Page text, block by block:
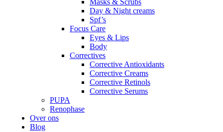
Masks & Scrubs
Day & Night creams
Spf’s
Focus Care
Eyes & Lips
Body
Correctives
Corrective Antioxidants
Corrective Creams
Corrective Retinols
Corrective Serums
PUPA
Renophase
Over ons
Blog